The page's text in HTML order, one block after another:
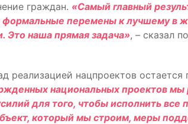
граждан. «Самый главный
формальные перемены к лучшему в
Это наша прямая задача», – сказал
реализацией нацпроектов остается
национальных проектов мы
для того, чтобы исполнить все
который мы строим, меры